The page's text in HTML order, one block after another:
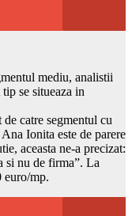
mediu, analistii
se situeaza in
catre segmentul cu
Ionita este de parere
aceasta ne-a precizat:
si nu de firma”. La
euro/mp.